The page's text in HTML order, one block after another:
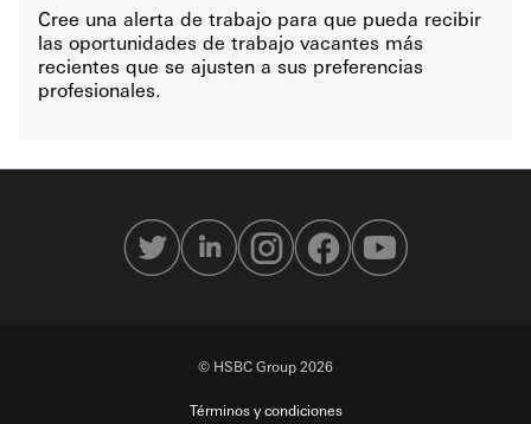
Cree una alerta de trabajo para que pueda recibir
las oportunidades de trabajo vacantes más
recientes que se ajusten a sus preferencias
profesionales.
© HSBC Group 2026
Términos y condiciones